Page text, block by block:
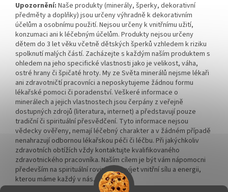
Upozornění: Naše produkty (minerály, šperky, dekorativní
předměty a doplňky) jsou určeny výhradně k dekorativním
účelům a osobnímu použití. Nejsou určeny k vnitřnímu užití,
konzumaci ani k léčebným účelům. Produkty nejsou určeny
dětem do 3 let věku včetně dětských šperků vzhledem k riziku
spolknutí malých částí. Zacházejte s každým naším produktem s
ohledem na jeho specifické vlastnosti jako je velikost, váha,
ostré hrany či špičaté hroty. My ze Světa minerálů nejsme lékaři
ani zdravotničtí pracovníci a neposkytujeme žádnou formu
lékařské pomoci či poradenství. Veškeré informace o
minerálech a jejich vlastnostech jsou čerpány z veřejně
dostupných zdrojů (literatura, internet) a představují pouze
tradiční či spirituální přesvědčení. Tyto informace nejsou
vědecky ověřeny, nemají léčebný charakter a v žádném případě
nenahrazují odbornou lékařskou péči či léčbu. Při jakýchkoliv
zdravotních obtížích vždy kontaktujte kvalifikovaného
zdravotnického pracovníka. Naším cílem je být vám nápomocni
především na spirituální rovině a rozvíjet vnitřní sílu a energii,
kterou máme každý v nás.